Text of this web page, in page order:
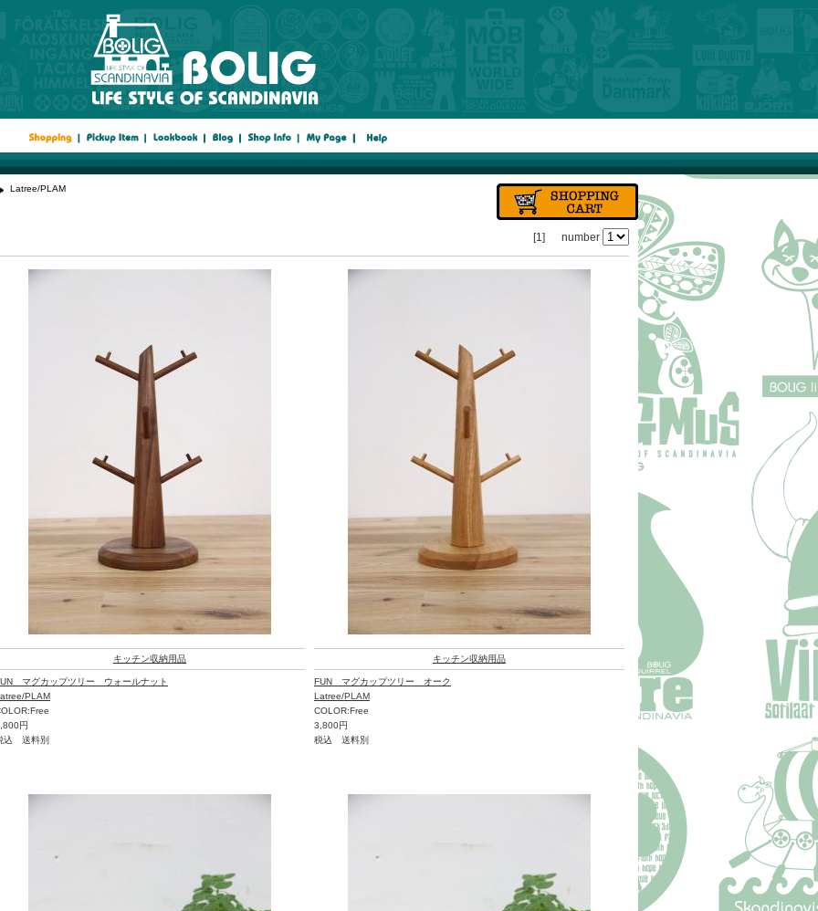
Latree/PLAM
[1] number
キッチン収納用品
マグカップツリー ウォールナット
PLAM
円
込 送料別
キッチン収納用品
FUN マグカップツリー オーク
Latree/PLAM
COLOR:Free
3,800円
税込 送料別